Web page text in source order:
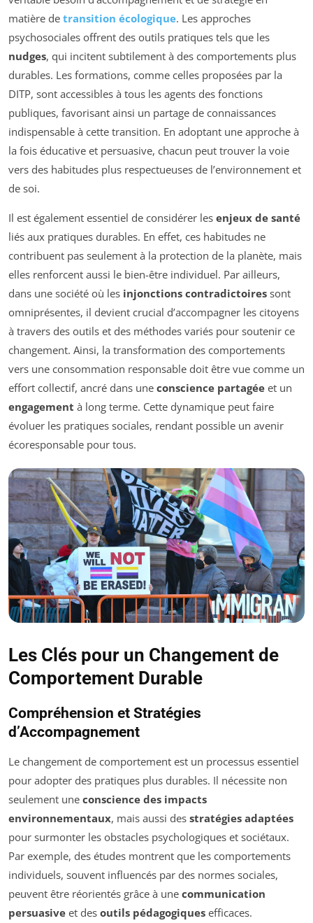
matière de transition écologique. Les approches
psychosociales offrent des outils pratiques tels que les
nudges, qui incitent subtilement à des comportements plus
durables. Les formations, comme celles proposées par la
DITP, sont accessibles à tous les agents des fonctions
publiques, favorisant ainsi un partage de connaissances
indispensable à cette transition. En adoptant une approche à
la fois éducative et persuasive, chacun peut trouver la voie
vers des habitudes plus respectueuses de l’environnement et
de soi.
Il est également essentiel de considérer les enjeux de santé
liés aux pratiques durables. En effet, ces habitudes ne
contribuent pas seulement à la protection de la planète, mais
elles renforcent aussi le bien-être individuel. Par ailleurs,
dans une société où les injonctions contradictoires sont
omniprésentes, il devient crucial d’accompagner les citoyens
à travers des outils et des méthodes variés pour soutenir ce
changement. Ainsi, la transformation des comportements
vers une consommation responsable doit être vue comme un
effort collectif, ancré dans une conscience partagée et un
engagement à long terme. Cette dynamique peut faire
évoluer les pratiques sociales, rendant possible un avenir
écoresponsable pour tous.
Les Clés pour un Changement de
Comportement Durable
Compréhension et Stratégies
d’Accompagnement
Le changement de comportement est un processus essentiel
pour adopter des pratiques plus durables. Il nécessite non
seulement une conscience des impacts
environnementaux, mais aussi des stratégies adaptées
pour surmonter les obstacles psychologiques et sociétaux.
Par exemple, des études montrent que les comportements
individuels, souvent influencés par des normes sociales,
peuvent être réorientés grâce à une communication
persuasive et des outils pédagogiques efficaces.